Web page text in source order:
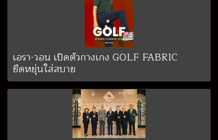
เอรา-วอน เปิดตัวกางเกง GOLF FABRIC
ยืดหยุ่นใส่สบาย